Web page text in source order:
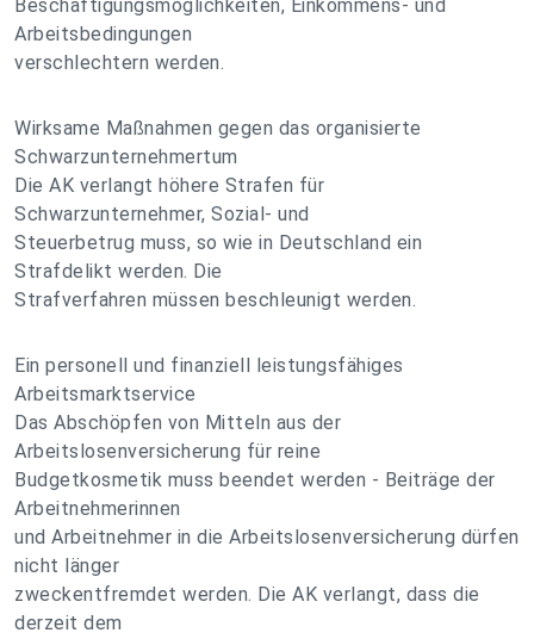
Beschäftigungsmöglichkeiten, Einkommens- und
Arbeitsbedingungen
verschlechtern werden.
Wirksame Maßnahmen gegen das organisierte
Schwarzunternehmertum
Die AK verlangt höhere Strafen für
Schwarzunternehmer, Sozial- und
Steuerbetrug muss, so wie in Deutschland ein
Strafdelikt werden. Die
Strafverfahren müssen beschleunigt werden.
Ein personell und finanziell leistungsfähiges
Arbeitsmarktservice
Das Abschöpfen von Mitteln aus der
Arbeitslosenversicherung für reine
Budgetkosmetik muss beendet werden - Beiträge der
Arbeitnehmerinnen
und Arbeitnehmer in die Arbeitslosenversicherung dürfen
nicht länger
zweckentfremdet werden. Die AK verlangt, dass die
derzeit dem